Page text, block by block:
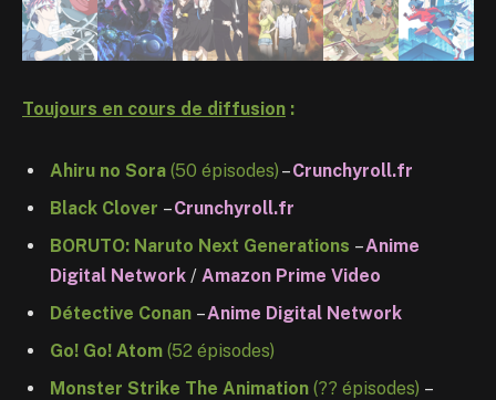
Toujours en cours de diffusion :
Ahiru no Sora (50 épisodes) –Crunchyroll.fr
Black Clover –Crunchyroll.fr
BORUTO: Naruto Next Generations –Anime
Digital Network / Amazon Prime Video
Détective Conan –Anime Digital Network
Go! Go! Atom (52 épisodes)
Monster Strike The Animation (?? épisodes) –